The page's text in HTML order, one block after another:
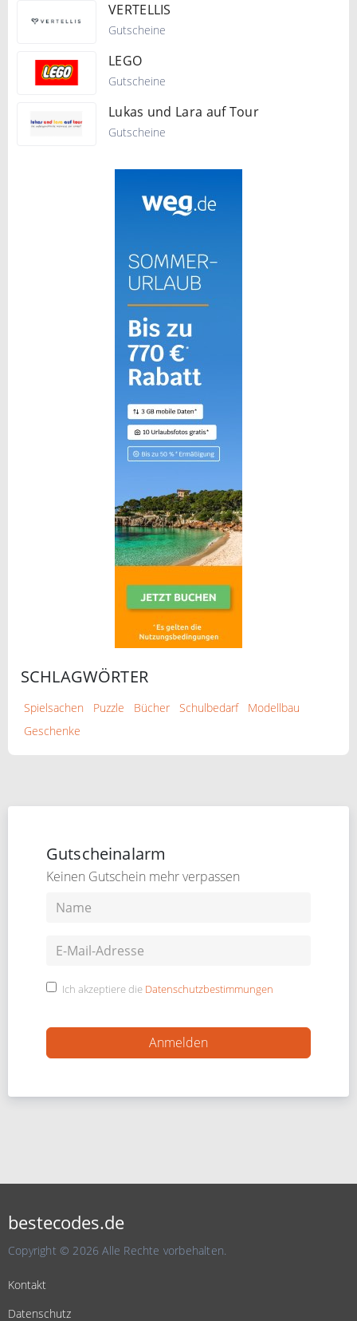
VERTELLIS
Gutscheine
LEGO
Gutscheine
Lukas und Lara auf Tour
Gutscheine
SCHLAGWÖRTER
Spielsachen Puzzle Bücher Schulbedarf
Modellbau
Geschenke
Gutscheinalarm
Keinen Gutschein mehr verpassen
Ich akzeptiere die Datenschutzbestimmungen
bestecodes.de
Copyright © 2026 Alle Rechte vorbehalten.
Kontakt
Datenschutz